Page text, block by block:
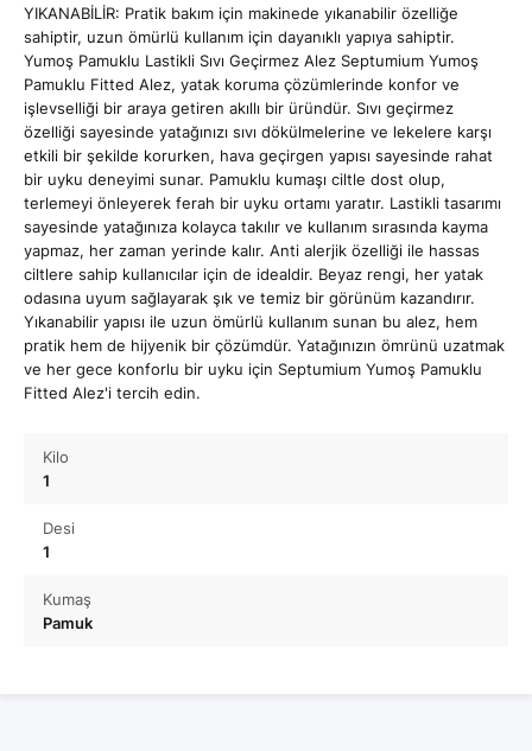
YIKANABİLİR: Pratik bakım için makinede yıkanabilir özelliğe
sahiptir, uzun ömürlü kullanım için dayanıklı yapıya sahiptir.
Yumoş Pamuklu Lastikli Sıvı Geçirmez Alez Septumium Yumoş
Pamuklu Fitted Alez, yatak koruma çözümlerinde konfor ve
işlevselliği bir araya getiren akıllı bir üründür. Sıvı geçirmez
özelliği sayesinde yatağınızı sıvı dökülmelerine ve lekelere karşı
etkili bir şekilde korurken, hava geçirgen yapısı sayesinde rahat
bir uyku deneyimi sunar. Pamuklu kumaşı ciltle dost olup,
terlemeyi önleyerek ferah bir uyku ortamı yaratır. Lastikli tasarımı
sayesinde yatağınıza kolayca takılır ve kullanım sırasında kayma
yapmaz, her zaman yerinde kalır. Anti alerjik özelliği ile hassas
ciltlere sahip kullanıcılar için de idealdir. Beyaz rengi, her yatak
odasına uyum sağlayarak şık ve temiz bir görünüm kazandırır.
Yıkanabilir yapısı ile uzun ömürlü kullanım sunan bu alez, hem
pratik hem de hijyenik bir çözümdür. Yatağınızın ömrünü uzatmak
ve her gece konforlu bir uyku için Septumium Yumoş Pamuklu
Fitted Alez'i tercih edin.
Kilo
1
Desi
1
Kumaş
Pamuk